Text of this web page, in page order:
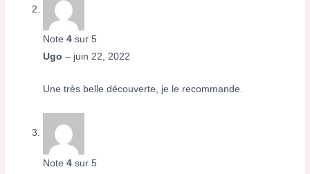
Note4 sur 5
Ugo– juin 22, 2022
Une très belle découverte, je le recommande.
Note4 sur 5